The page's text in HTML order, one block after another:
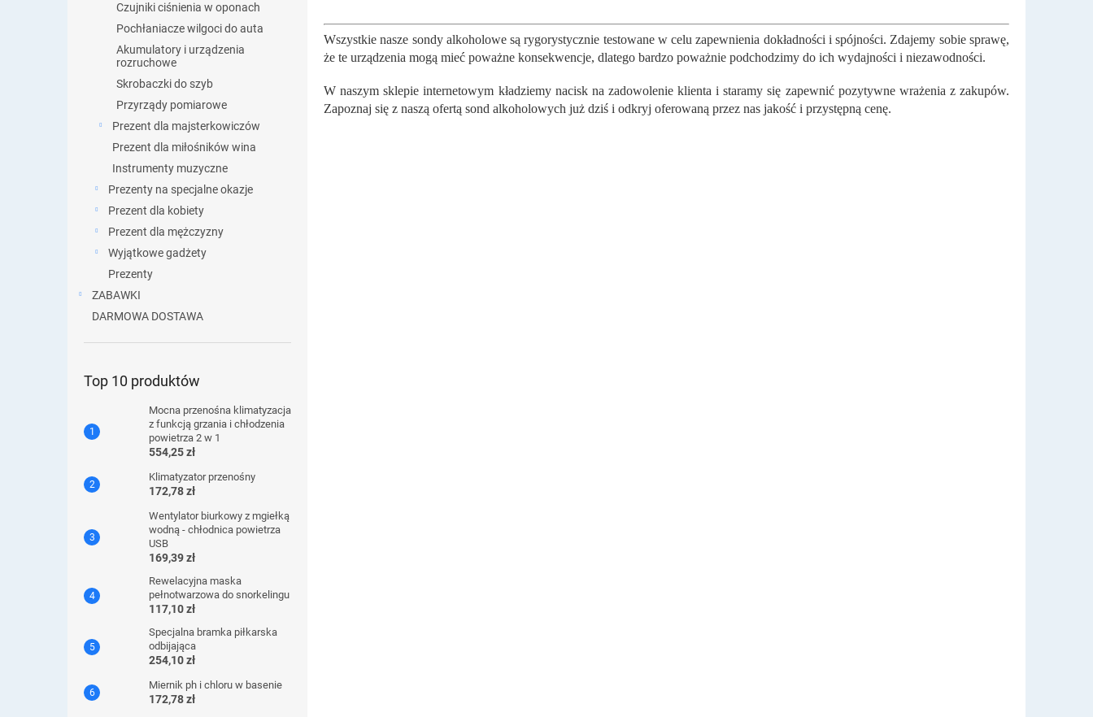
Czujniki ciśnienia w oponach
Pochłaniacze wilgoci do auta
Akumulatory i urządzenia
rozruchowe
Skrobaczki do szyb
Przyrządy pomiarowe
Prezent dla majsterkowiczów
Prezent dla miłośników wina
Instrumenty muzyczne
Prezenty na specjalne okazje
Prezent dla kobiety
Prezent dla mężczyzny
Wyjątkowe gadżety
Prezenty
ZABAWKI
DARMOWA DOSTAWA
Top 10 produktów
Mocna przenośna klimatyzacja
z funkcją grzania i chłodzenia
powietrza 2 w 1
554,25 zł
Klimatyzator przenośny
172,78 zł
Wentylator biurkowy z mgiełką
wodną - chłodnica powietrza
USB
169,39 zł
Rewelacyjna maska ​​
pełnotwarzowa do snorkelingu
117,10 zł
Specjalna bramka piłkarska
odbijająca
254,10 zł
Miernik ph i chloru w basenie
172,78 zł
o
n
t
o
l
k
Wszystkie nasze sondy alkoholowe są rygorystycznie testowane w celu zapewnienia dokładności i spójności. Zdajemy sobie sprawę,
że te urządzenia mogą mieć poważne konsekwencje, dlatego bardzo poważnie podchodzimy do ich wydajności i niezawodności.
W naszym sklepie internetowym kładziemy nacisk na zadowolenie klienta i staramy się zapewnić pozytywne wrażenia z zakupów.
Zapoznaj się z naszą ofertą sond alkoholowych już dziś i odkryj oferowaną przez nas jakość i przystępną cenę.